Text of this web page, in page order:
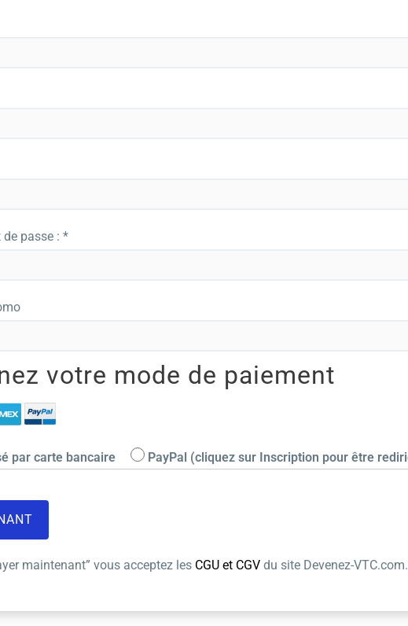
passe : *
votre mode de paiement
par carte bancaire PayPal (cliquez sur Inscription pour être
maintenant” vous acceptez les CGU et CGV du site Devenez-VTC.com.